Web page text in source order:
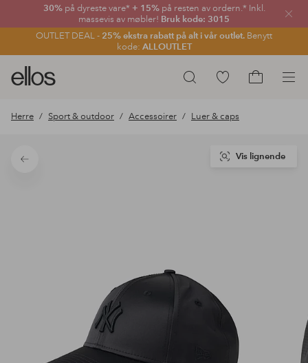
30% på dyreste vare* + 15%på resten av ordern.* Inkl.
massevis av møbler! Bruk kode: 3015
OUTLET DEAL - 25% ekstra rabatt på alt i vår outlet. Benytt
kode: ALLOUTLET
Lukk
Søk
Ellos
logo
gå
forsiden
Gå
produkter
Herre Sport & outdoor Accessoirer Luer & caps
Tilbake
Vis lignende